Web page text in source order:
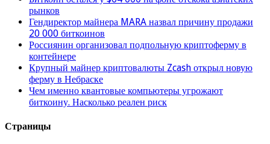
рынков
Гендиректор майнера MARA назвал причину продажи
20 000 биткоинов
Россиянин организовал подпольную криптоферму в
контейнере
Крупный майнер криптовалюты Zcash открыл новую
ферму в Небраске
Чем именно квантовые компьютеры угрожают
биткоину. Насколько реален риск
Страницы